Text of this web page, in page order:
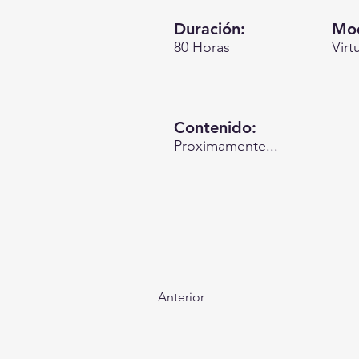
Duración:
80 Horas
Contenido:
Proximamente...
Anterior